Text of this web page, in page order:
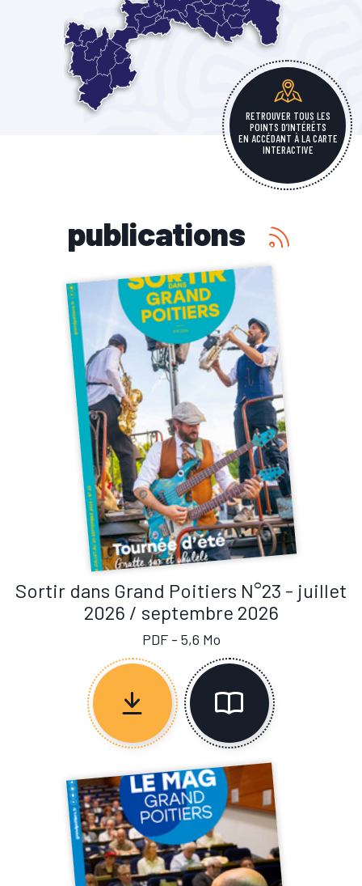
RETROUVER TOUS LES
POINTS D’INTÉRÊTS
EN ACCÉDANT À LA CARTE
INTERACTIVE
publications
Sortir dans Grand Poitiers N°23 - juillet
2026 / septembre 2026
PDF - 5,6 Mo